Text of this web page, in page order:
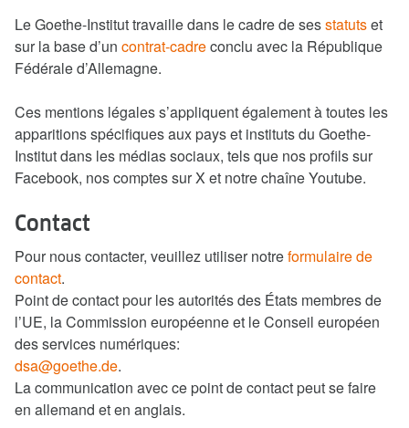
Le Goethe-Institut travaille dans le cadre de sesstatutset
sur la base d’un contrat-cadreconclu avec la République
Fédérale d’Allemagne.
Ces mentions légales s’appliquent également à toutes les
apparitions spécifiques aux pays et instituts du Goethe-
Institut dans les médias sociaux, tels que nos profils sur
Facebook, nos comptes sur X et notre chaîne Youtube.
Contact
Pour nous contacter, veuillez utiliser notreformulaire de
contact.
Point de contact pour les autorités des États membres de
l’UE, la Commission européenne et le Conseil européen
des services numériques:
dsa@goethe.de.
La communication avec ce point de contact peut se faire
en allemand et en anglais.